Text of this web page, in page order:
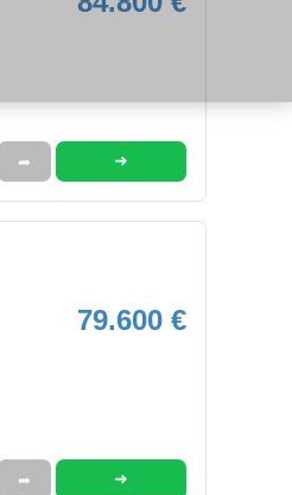
➦ ➜
79.600 €
➦ ➜